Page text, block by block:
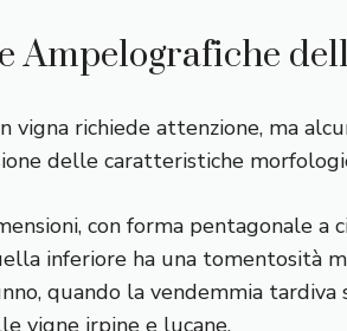
Ampelografiche
in vigna richiede attenzione, ma
delle caratteristiche
con forma pentagonale
inferiore ha una tomentosità
quando la vendemmia
vigne irpine e lucane.